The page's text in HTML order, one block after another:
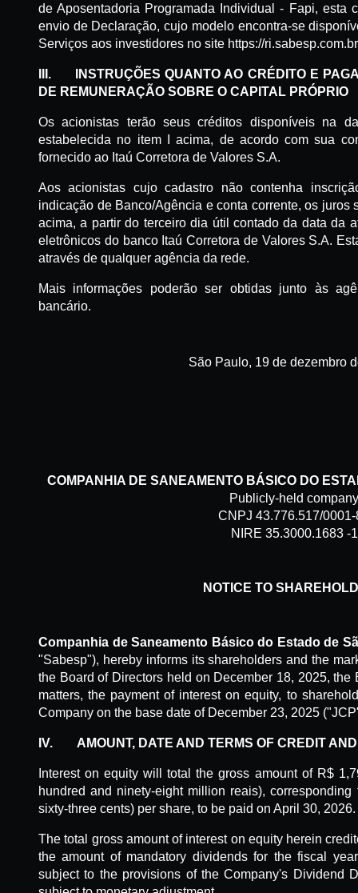
de Aposentadoria Programada Individual - Fapi, esta
envio de Declaração, cujo modelo encontra-se
Serviços aos investidores no site https://
III. INSTRUÇÕES QUANTO AO CRÉDITO E
DE REMUNERAÇÃO SOBRE O CAPITAL PRÓPRIO
Os acionistas terão seus créditos disponíveis na
estabelecida no item I acima, de acordo com sua
fornecido ao Itaú Corretora de Valores S.A.
Aos acionistas cujo cadastro não contenha
indicação de Banco/Agência e conta corrente, os juros
acima, a partir do terceiro dia útil contado da data da
eletrônicos do banco Itaú Corretora de Valores S.A.
através de qualquer agência da rede.
Mais informações poderão ser obtidas junto às
bancário.
São Paulo, 19 de dezembro
COMPANHIA DE SANEAMENTO BÁSICO DO
Publicly-held company
CNPJ 43.776.517/
NIRE 35.3000.1683 -1
NOTICE TO
Companhia de Saneamento Básico do Estado de
"Sabesp"), hereby informs its shareholders and the
the Board of Directors held on December 18, 2025, the
matters, the payment of interest on equity, to
Company on the base date of December 23, 2025
IV. AMOUNT, DATE AND TERMS OF CREDIT
Interest on equity will total the gross amount of R$
hundred and ninety-eight million reais),
sixty-three cents) per share, to be paid on April 30, 2026.
The total gross amount of interest on equity herein
the amount of mandatory dividends for the fiscal
subject to the provisions of the Company's Dividend